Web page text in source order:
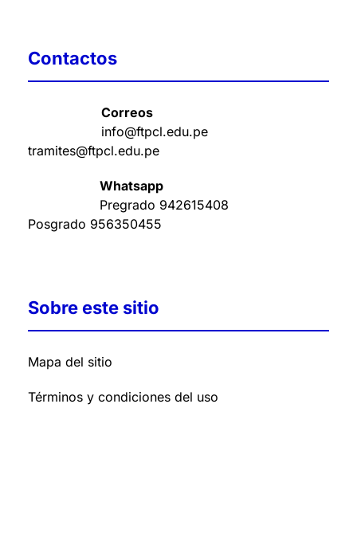
Contactos
Correos
info@ftpcl.edu.pe
tramites@ftpcl.edu.pe
Whatsapp
Pregrado 942615408
Posgrado 956350455
Sobre este sitio
Mapa del sitio
Términos y condiciones del uso